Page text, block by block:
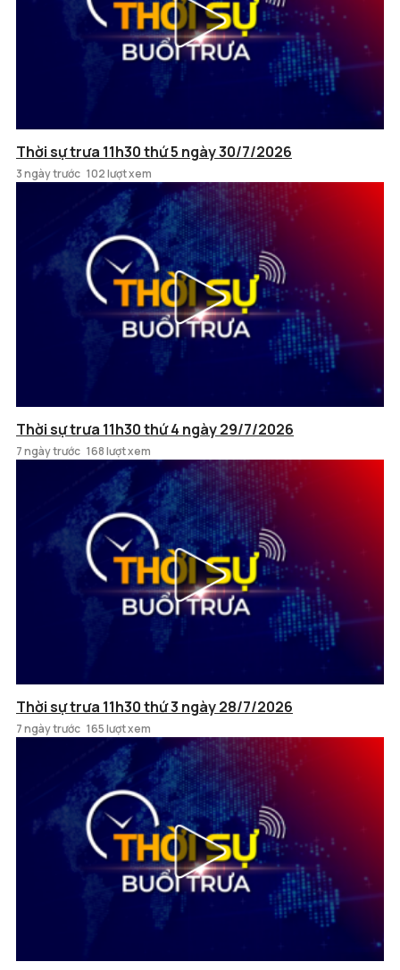
Thời sự trưa 11h30 thứ 5 ngày 30/7/2026
3 ngày trước 102 lượt xem
Thời sự trưa 11h30 thứ 4 ngày 29/7/2026
7 ngày trước 168 lượt xem
Thời sự trưa 11h30 thứ 3 ngày 28/7/2026
7 ngày trước 165 lượt xem